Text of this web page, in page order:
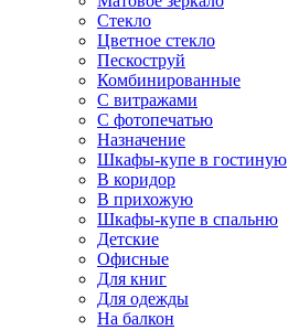
Стекло
Цветное стекло
Пескоструй
Комбинированные
С витражами
С фотопечатью
Назначение
Шкафы-купе в гостиную
В коридор
В прихожую
Шкафы-купе в спальню
Детские
Офисные
Для книг
Для одежды
На балкон